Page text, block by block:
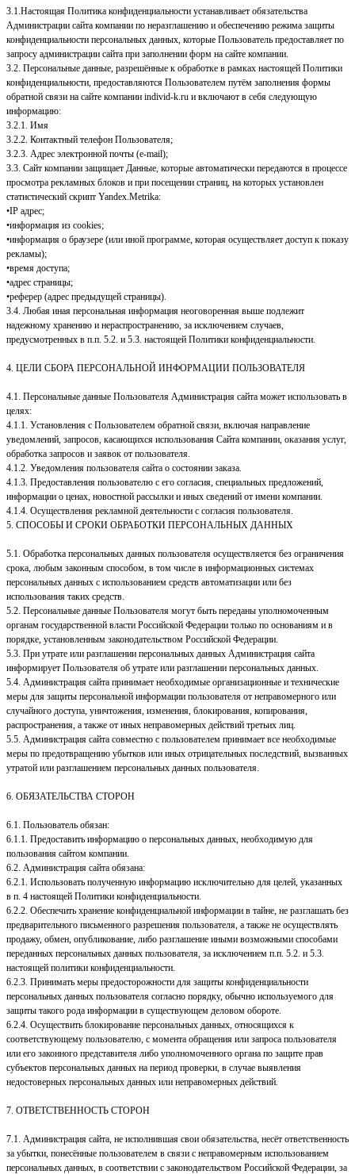
3.1.Настоящая Политика конфиденциальности устанавливает обязательства
Администрации сайта компании по неразглашению и обеспечению режима защиты
конфиденциальности персональных данных, которые Пользователь предоставляет по
запросу администрации сайта при заполнении форм на сайте компании.
3.2. Персональные данные, разрешённые к обработке в рамках настоящей Политики
конфиденциальности, предоставляются Пользователем путём заполнения формы
обратной связи на сайте компании individ-k.ru и включают в себя следующую
информацию:
3.2.1. Имя
3.2.2. Контактный телефон Пользователя;
3.2.3. Адрес электронной почты (e-mail);
3.3. Сайт компании защищает Данные, которые автоматически передаются в процессе
просмотра рекламных блоков и при посещении страниц, на которых установлен
статистический скрипт Yandex.Metrika:
•IP адрес;
•информация из cookies;
•информация о браузере (или иной программе, которая осуществляет доступ к показу
рекламы);
•время доступа;
•адрес страницы;
•реферер (адрес предыдущей страницы).
3.4. Любая иная персональная информация неоговоренная выше подлежит
надежному хранению и нераспространению, за исключением случаев,
предусмотренных в п.п. 5.2. и 5.3. настоящей Политики конфиденциальности.
4. ЦЕЛИ СБОРА ПЕРСОНАЛЬНОЙ ИНФОРМАЦИИ ПОЛЬЗОВАТЕЛЯ
4.1. Персональные данные Пользователя Администрация сайта может использовать в
целях:
4.1.1. Установления с Пользователем обратной связи, включая направление
уведомлений, запросов, касающихся использования Сайта компании, оказания услуг,
обработка запросов и заявок от пользователя.
4.1.2. Уведомления пользователя сайта о состоянии заказа.
4.1.3. Предоставления пользователю с его согласия, специальных предложений,
информации о ценах, новостной рассылки и иных сведений от имени компании.
4.1.4. Осуществления рекламной деятельности с согласия пользователя.
5. СПОСОБЫ И СРОКИ ОБРАБОТКИ ПЕРСОНАЛЬНЫХ ДАННЫХ
5.1. Обработка персональных данных пользователя осуществляется без ограничения
срока, любым законным способом, в том числе в информационных системах
персональных данных с использованием средств автоматизации или без
использования таких средств.
5.2. Персональные данные Пользователя могут быть переданы уполномоченным
органам государственной власти Российской Федерации только по основаниям и в
порядке, установленным законодательством Российской Федерации.
5.3. При утрате или разглашении персональных данных Администрация сайта
информирует Пользователя об утрате или разглашении персональных данных.
5.4. Администрация сайта принимает необходимые организационные и технические
меры для защиты персональной информации пользователя от неправомерного или
случайного доступа, уничтожения, изменения, блокирования, копирования,
распространения, а также от иных неправомерных действий третьих лиц.
5.5. Администрация сайта совместно с пользователем принимает все необходимые
меры по предотвращению убытков или иных отрицательных последствий, вызванных
утратой или разглашением персональных данных пользователя.
6. ОБЯЗАТЕЛЬСТВА СТОРОН
6.1. Пользователь обязан:
6.1.1. Предоставить информацию о персональных данных, необходимую для
пользования сайтом компании.
6.2. Администрация сайта обязана:
6.2.1. Использовать полученную информацию исключительно для целей, указанных
в п. 4 настоящей Политики конфиденциальности.
6.2.2. Обеспечить хранение конфиденциальной информации в тайне, не разглашать без
предварительного письменного разрешения пользователя, а также не осуществлять
продажу, обмен, опубликование, либо разглашение иными возможными способами
переданных персональных данных пользователя, за исключением п.п. 5.2. и 5.3.
настоящей политики конфиденциальности.
6.2.3. Принимать меры предосторожности для защиты конфиденциальности
персональных данных пользователя согласно порядку, обычно используемого для
защиты такого рода информации в существующем деловом обороте.
6.2.4. Осуществить блокирование персональных данных, относящихся к
соответствующему пользователю, с момента обращения или запроса пользователя
или его законного представителя либо уполномоченного органа по защите прав
субъектов персональных данных на период проверки, в случае выявления
недостоверных персональных данных или неправомерных действий.
7. ОТВЕТСТВЕННОСТЬ СТОРОН
7.1. Администрация сайта, не исполнившая свои обязательства, несёт ответственность
за убытки, понесённые пользователем в связи с неправомерным использованием
персональных данных, в соответствии с законодательством Российской Федерации, за